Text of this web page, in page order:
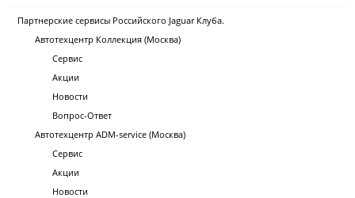
Партнерские сервисы Российского Jaguar Клуба.
Автотехцентр Коллекция (Москва)
Сервис
Акции
Новости
Вопрос-Ответ
Автотехцентр ADM-service (Москва)
Сервис
Акции
Новости